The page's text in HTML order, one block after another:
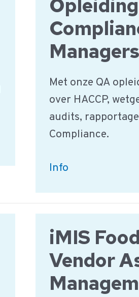
Managers
Met onze QA
over HACCP,
audits,
Compliance.
Opleiding
Safety
voor
QA
Managers
Info
iMIS
Vendor